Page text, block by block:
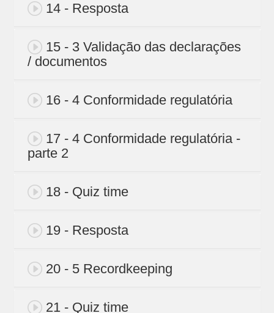
14 - Resposta
15 - 3 Validação das declarações
/ documentos
16 - 4 Conformidade regulatória
17 - 4 Conformidade regulatória -
parte 2
18 - Quiz time
19 - Resposta
20 - 5 Recordkeeping
21 - Quiz time